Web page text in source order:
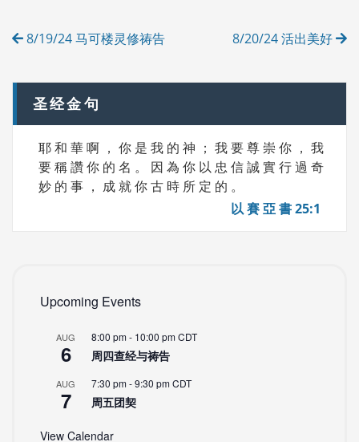
E
Post
8/19/24 马可楼灵修祷告 8/20/24 活出美好
圣经金句
耶 和 華 啊 ， 你 是 我 的 神 ； 我 要 尊 崇 你 ， 我
要 稱 讚 你 的 名 。 因 為 你 以 忠 信 誠 實 行 過 奇
妙 的 事 ， 成 就 你 古 時 所 定 的 。
以 賽 亞 書 25:1
Upcoming Events
AUG
6
8:00 pm- 10:00 pmCDT
周四查经与祷告
AUG
7
7:30 pm-9:30 pmCDT
周五团契
View Calendar